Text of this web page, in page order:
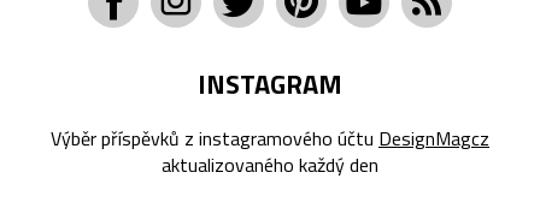
INSTAGRAM
Výběr příspěvků z instagramového účtu DesignMagcz
aktualizovaného každý den